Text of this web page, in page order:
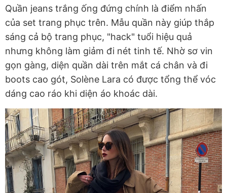
Quần jeans trắng ống đứng chính là điểm nhấn
của set trang phục trên. Mẫu quần này giúp thắp
sáng cả bộ trang phục, "hack" tuổi hiệu quả
nhưng không làm giảm đi nét tinh tế. Nhờ sơ vin
gọn gàng, diện quần dài trên mắt cá chân và đi
boots cao gót, Solène Lara có được tổng thể vóc
dáng cao ráo khi diện áo khoác dài.